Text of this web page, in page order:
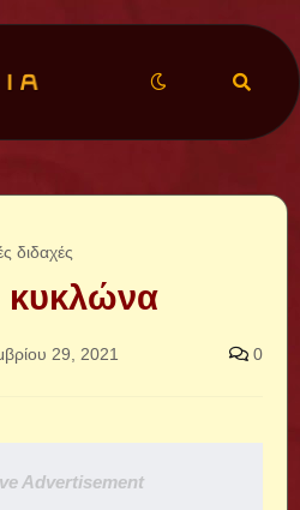
διδαχές
κυκλώνα
29, 2021 0
Advertisement